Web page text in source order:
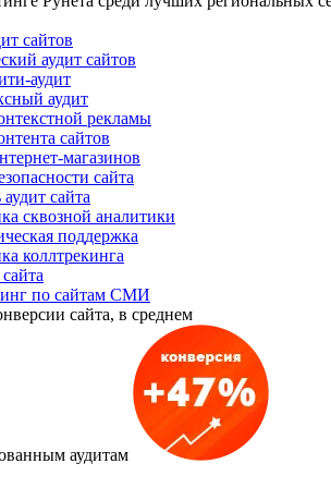
сайтов
аудит сайтов
аудит
аудит
рекламы
сайтов
магазинов
сайта
аудит сайта
сквозной аналитики
поддержка
коллтрекинга
по сайтам СМИ
сайта, в среднем
аудитам